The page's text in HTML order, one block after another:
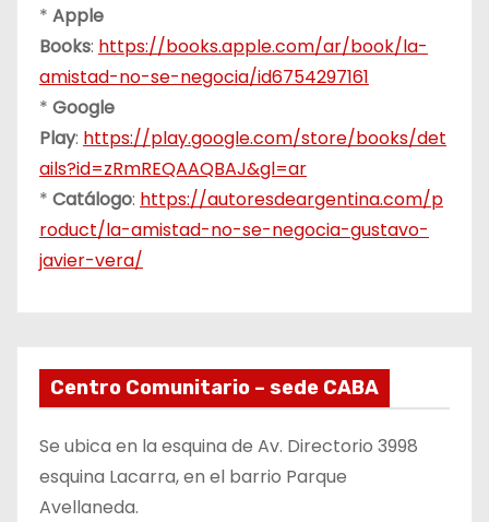
* Apple
Books: https://books.apple.com/ar/book/la-
amistad-no-se-negocia/id6754297161
* Google
Play: https://play.google.com/store/books/det
ails?id=zRmREQAAQBAJ&gl=ar
* Catálogo: https://autoresdeargentina.com/p
roduct/la-amistad-no-se-negocia-gustavo-
javier-vera/
Centro Comunitario – sede CABA
Se ubica en la esquina de Av. Directorio 3998
esquina Lacarra, en el barrio Parque
Avellaneda.